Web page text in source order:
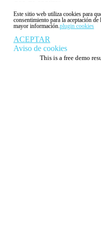
Este sitio web utiliza cookies para
consentimiento para la aceptación
mayor información.plugin cookies
ACEPTAR
Aviso de cookies
This is a free demo